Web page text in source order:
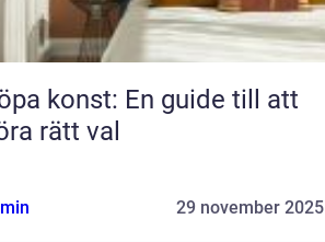
konst: En guide till att
rätt val
29 november 2025